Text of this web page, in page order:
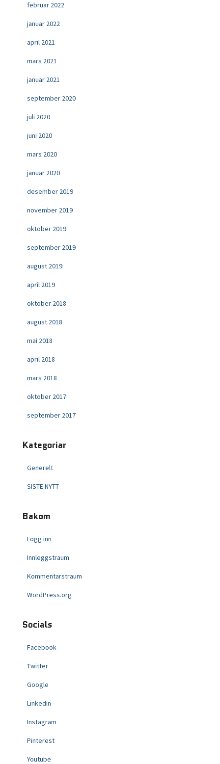
februar 2022
januar 2022
april 2021
mars 2021
januar 2021
september 2020
juli 2020
juni 2020
mars 2020
januar 2020
desember 2019
november 2019
oktober 2019
september 2019
august 2019
april 2019
oktober 2018
august 2018
mai 2018
april 2018
mars 2018
oktober 2017
september 2017
Kategoriar
Generelt
SISTE NYTT
Bakom
Logg inn
Innleggstraum
Kommentarstraum
WordPress.org
Socials
Facebook
Twitter
Google
Linkedin
Instagram
Pinterest
Youtube